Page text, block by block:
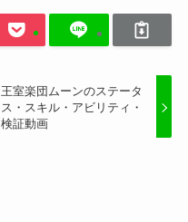
王室楽団ムーンのステータ
ス・スキル・アビリティ・
検証動画